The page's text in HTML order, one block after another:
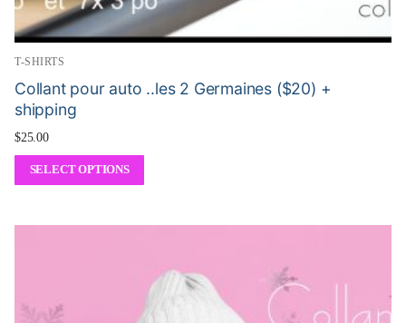
T-SHIRTS
Collant pour auto ..les 2 Germaines ($20) +
shipping
$25.00
SELECT OPTIONS